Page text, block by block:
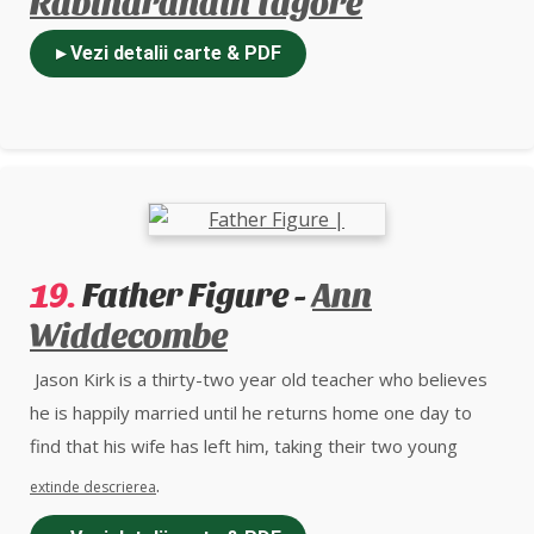
▸ Vezi detalii carte & PDF
19. Father Figure -Ann
Widdecombe
Jason Kirk is a thirty-two year old teacher who believes
he is happily married until he returns home one day to
find that his wife has left him, taking their two young
children with her. Suddenly Jason finds the role of father
denied to him as he is separated from his children and
extinde descrierea.